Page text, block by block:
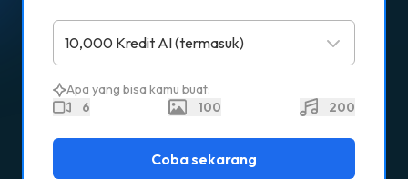
Apa yang bisa kamu buat:
6
100 200
Coba sekarang